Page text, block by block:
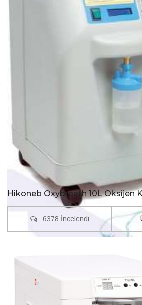
Hikoneb Oxybreath 10L Oksijen
6378 İncelendi